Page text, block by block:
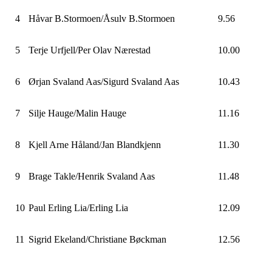
4 Håvar B.Stormoen/Åsulv B.Stormoen 9.56
5 Terje Urfjell/Per Olav Nærestad 10.00
6 Ørjan Svaland Aas/Sigurd Svaland Aas 10.43
7 Silje Hauge/Malin Hauge 11.16
8 Kjell Arne Håland/Jan Blandkjenn 11.30
9 Brage Takle/Henrik Svaland Aas 11.48
10 Paul Erling Lia/Erling Lia 12.09
11 Sigrid Ekeland/Christiane Bøckman 12.56